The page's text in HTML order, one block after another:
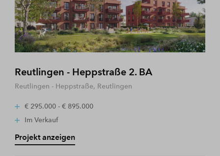
Reutlingen - Heppstraße 2. BA
Reutlingen - Heppstraße, Reutlingen
€ 295.000 - € 895.000
Im Verkauf
Projekt anzeigen